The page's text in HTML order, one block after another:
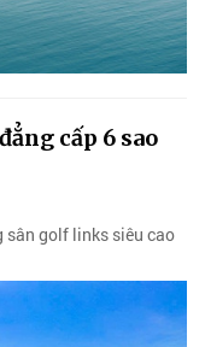
cấp 6 sao
sân golf links siêu cao